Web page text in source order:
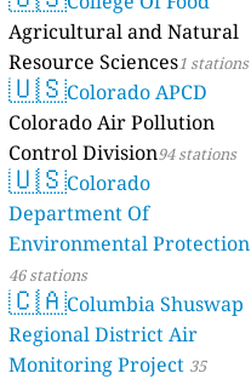
Agricultural and Natural
Resource Sciences1 stations
🇺🇸Colorado APCD
Colorado Air Pollution
Control Division94 stations
🇺🇸Colorado
Department Of
Environmental Protection
46 stations
🇨🇦Columbia Shuswap
Regional District Air
Monitoring Project 35